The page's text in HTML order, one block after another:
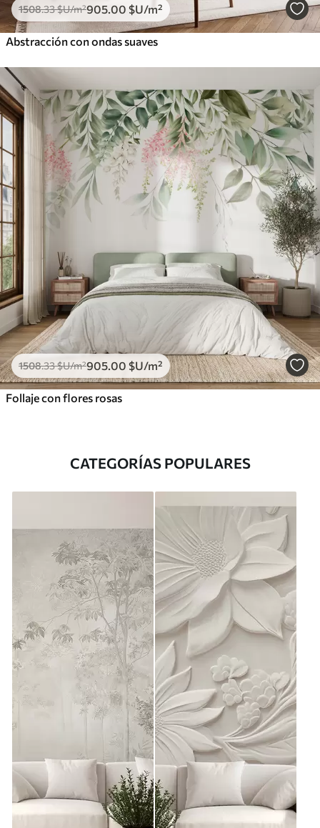
1508.33$U/m²905 .00 $U/m²
Abstracción con ondas suaves
1508.33$U/m²905 .00 $U/m²
Follaje con flores rosas
CATEGORÍAS POPULARES